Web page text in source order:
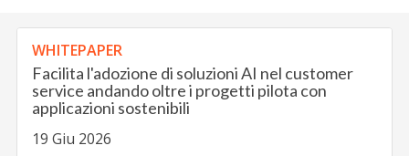
WHITEPAPER
Facilita l'adozione di soluzioni AI nel customer
service andando oltre i progetti pilota con
applicazioni sostenibili
19 Giu 2026